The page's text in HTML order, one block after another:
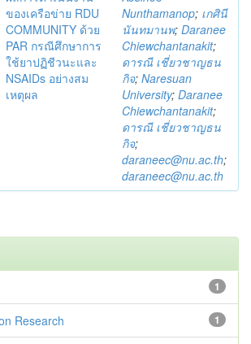
ของเครือข่าย RDU
COMMUNITY ด้วย
PAR กรณีศึกษาการ
ใช้ยาปฏิชีวนะและ
NSAIDs อย่างสม
เหตุผล
Nunthamanop; เกศินี
นันทมานพ; Daranee
Chiewchantanakit;
ดารณี เชี่ยวชาญธน
กิจ; Naresuan
University; Daranee
Chiewchantanakit;
ดารณี เชี่ยวชาญธน
กิจ;
daraneec@nu.ac.th;
daraneec@nu.ac.th
1
1
Research